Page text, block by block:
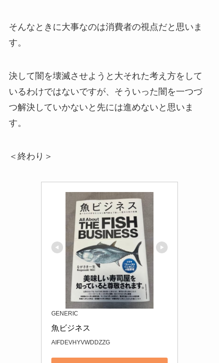
そんなときに大事なのは消費者の視点だと思いま
す。
決して闇を壊滅させようと大それた考え方をして
いるわけではないですが、そういった闇を一つづ
つ解決していかないと先には進めないと思いま
す。
＜終わり＞
GENERIC
魚ビジネス
AIFDEVHYVWDDZZG